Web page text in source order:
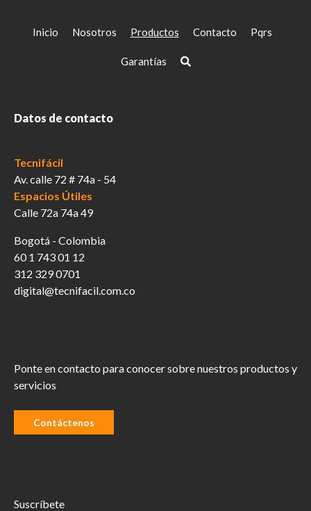
Inicio Nosotros Productos Contacto Pqrs
Garantías
Datos de contacto
Tecnifácil
Av. calle 72 # 74a - 54
Espacios Útiles
Calle 72a 74a 49
Bogotá - Colombia
60 1 743 01 12
312 329 0701
digital@tecnifacil.com.co
Ponte en contacto para conocer sobre nuestros productos y
servicios
Contáctenos
Suscríbete